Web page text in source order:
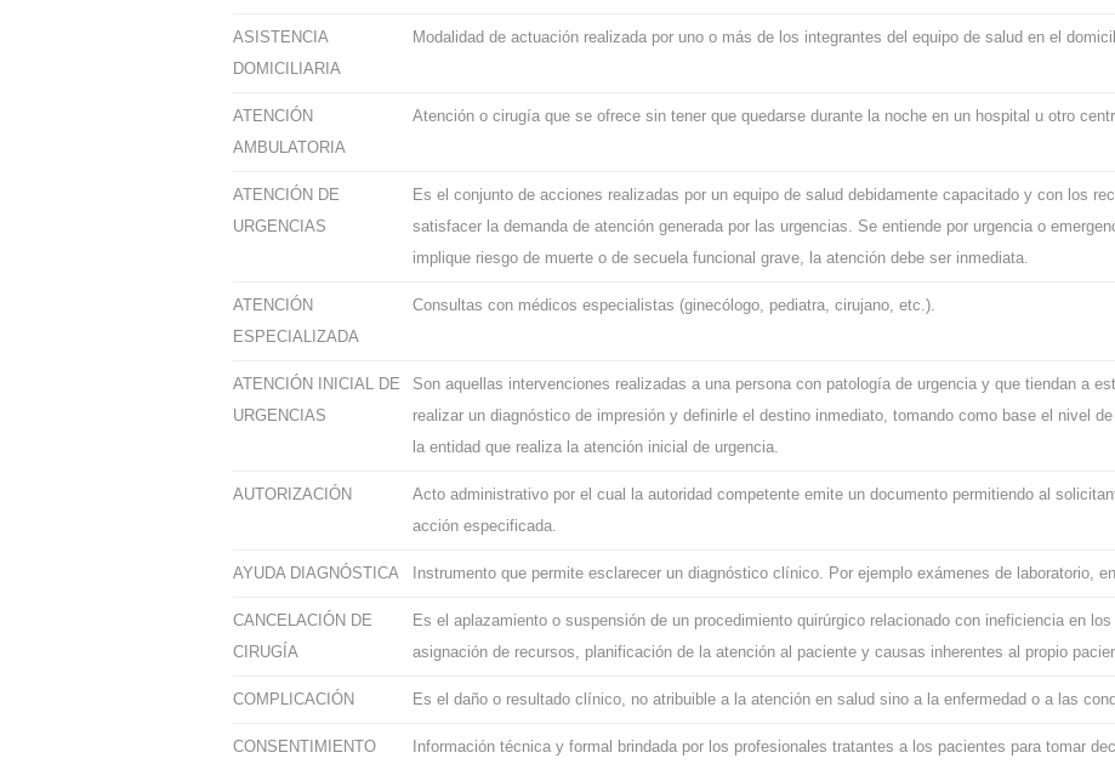
ASISTENCIA
DOMICILIARIA
Modalidad de actuación realizada por uno o más de los integrantes del equipo de salud en el
ATENCIÓN
AMBULATORIA
Atención o cirugía que se ofrece sin tener que quedarse durante la noche en un hospital u otro
ATENCIÓN DE
URGENCIAS
Es el conjunto de acciones realizadas por un equipo de salud debidamente capacitado y con los
satisfacer la demanda de atención generada por las urgencias. Se entiende por urgencia o
implique riesgo de muerte o de secuela funcional grave, la atención debe ser inmediata.
ATENCIÓN
ESPECIALIZADA
Consultas con médicos especialistas (ginecólogo, pediatra, cirujano, etc.).
ATENCIÓN INICIAL DE
URGENCIAS
Son aquellas intervenciones realizadas a una persona con patología de urgencia y que tiendan a
realizar un diagnóstico de impresión y definirle el destino inmediato, tomando como base el nivel
la entidad que realiza la atención inicial de urgencia.
AUTORIZACIÓN
Acto administrativo por el cual la autoridad competente emite un documento permitiendo al
acción especificada.
AYUDA DIAGNÓSTICA Instrumento que permite esclarecer un diagnóstico clínico. Por ejemplo exámenes de laboratorio,
CANCELACIÓN DE
CIRUGÍA
Es el aplazamiento o suspensión de un procedimiento quirúrgico relacionado con ineficiencia en
asignación de recursos, planificación de la atención al paciente y causas inherentes al propio
COMPLICACIÓN Es el daño o resultado clínico, no atribuible a la atención en salud sino a la enfermedad o a las
CONSENTIMIENTO
Información técnica y formal brindada por los profesionales tratantes a los pacientes para tomar